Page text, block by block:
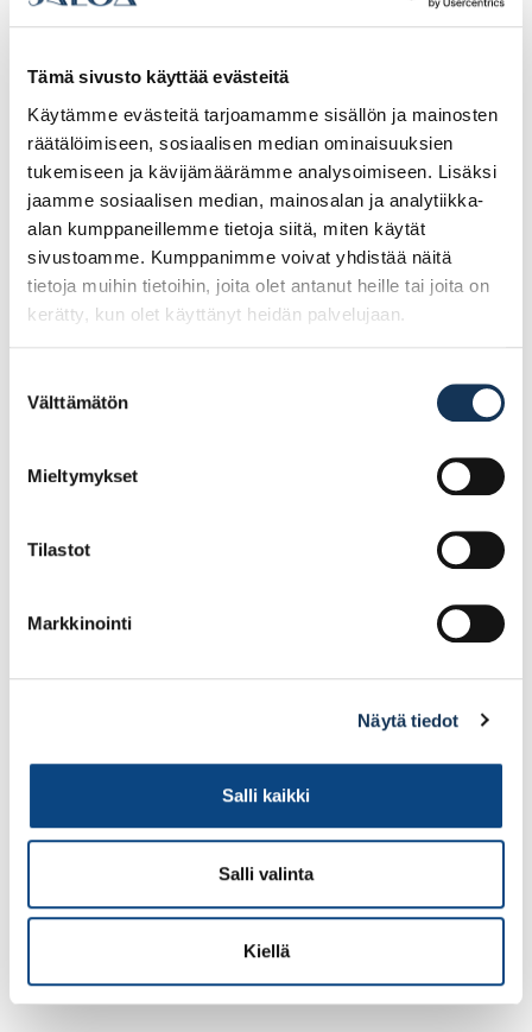
Tämä sivusto käyttää evästeitä
Käytämme evästeitä tarjoamamme sisällön ja mainosten
räätälöimiseen, sosiaalisen median ominaisuuksien
tukemiseen ja kävijämäärämme analysoimiseen. Lisäksi
jaamme sosiaalisen median, mainosalan ja analytiikka-
alan kumppaneillemme tietoja siitä, miten käytät
sivustoamme. Kumppanimme voivat yhdistää näitä
tietoja muihin tietoihin, joita olet antanut heille tai joita on
kerätty, kun olet käyttänyt heidän palvelujaan.
valinta
Välttämätön
Mieltymykset
Tilastot
Markkinointi
Näytä tiedot
Salli kaikki
Salli valinta
Kiellä
Tutustu myös
arch koko 42, 00-
99530-003-00H
29.36€(alv. 0%)
Lisää tilauskoriin Lisää tilauskoriin
Comfort Plus HIGH
arch koko 44, 00-